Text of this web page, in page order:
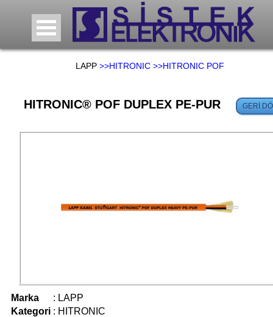
LAPP >>HITRONIC >>HITRONIC POF
HITRONIC® POF DUPLEX PE-PUR
Marka : LAPP
Kategori : HITRONIC